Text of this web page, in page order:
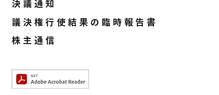
決議通知
議決権行使結果の臨時報告書
株主通信